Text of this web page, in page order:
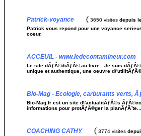
Patrick-voyance ( 3650 visites depuis
Patrick vous repond pour une voyance
coeur.
ACCEUIL - www.ledecontamineur.com
Le site dÃƒÂ©diÃƒÂ© au livre : Je suis
unique et authentique, une oeuvre d\'utilitÃƒÂ©
Bio-Mag - Ecologie, carburants verts,
Bio-Mag.fr est un site d\'actualitÃƒÂ©s
informations pour protÃƒÂ©ger la planÃƒÂ¨te...
COACHING CATHY( 3774 visites